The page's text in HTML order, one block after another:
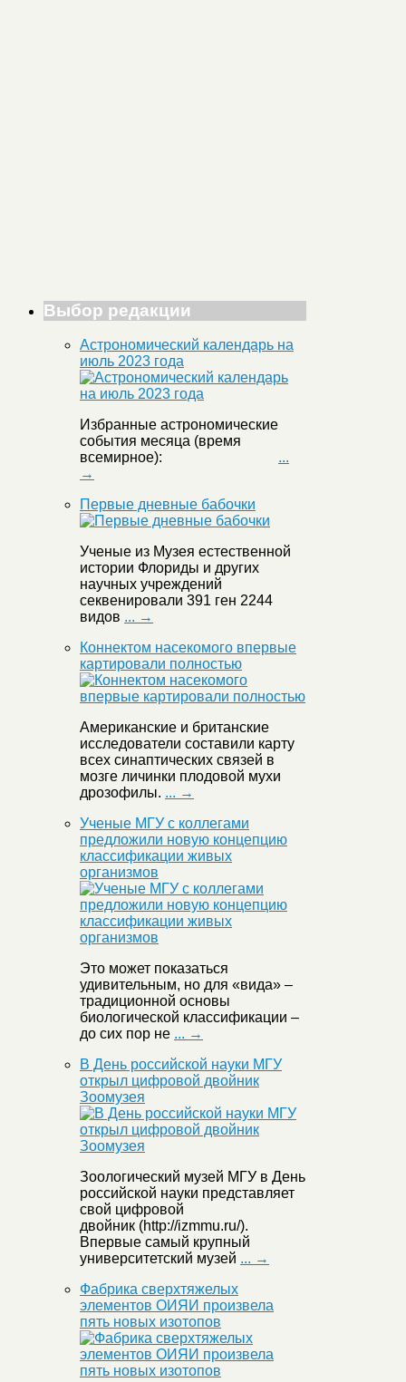
Выбор редакции
Астрономический календарь на
июль 2023 года
Избранные астрономические
события месяца (время
всемирное): ...
→
Первые дневные бабочки
Ученые из Музея естественной
истории Флориды и других
научных учреждений
секвенировали 391 ген 2244
видов ... →
Коннектом насекомого впервые
картировали полностью
Американские и британские
исследователи составили карту
всех синаптических связей в
мозге личинки плодовой мухи
дрозофилы. ... →
Ученые МГУ с коллегами
предложили новую концепцию
классификации живых
организмов
Это может показаться
удивительным, но для «вида» –
традиционной основы
биологической классификации –
до сих пор не ... →
В День российской науки МГУ
открыл цифровой двойник
Зоомузея
Зоологический музей МГУ в День
российской науки представляет
свой цифровой
двойник (http://izmmu.ru/).
Впервые самый крупный
университетский музей ... →
Фабрика сверхтяжелых
элементов ОИЯИ произвела
пять новых изотопов